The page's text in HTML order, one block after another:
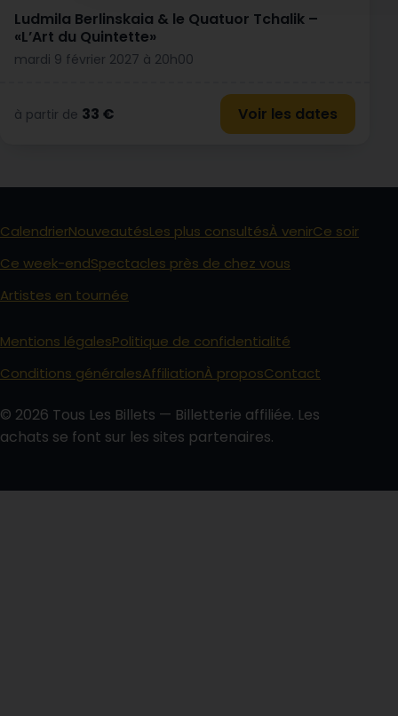
Ludmila Berlinskaia & le Quatuor Tchalik –
«L’Art du Quintette»
mardi 9 février 2027 à 20h00
à partir de 33 € Voir les dates
CalendrierNouveautésLes plus consultésÀ venirCe soir
Ce week-endSpectacles près de chez vous
Artistes en tournée
Mentions légalesPolitique de confidentialité
Conditions généralesAffiliationÀ proposContact
© 2026 Tous Les Billets — Billetterie affiliée. Les
achats se font sur les sites partenaires.